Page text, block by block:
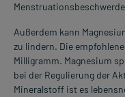
Außerdem kann
zu lindern. Die
Milligramm. Magnesium
bei der Regulierung der
Mineralstoff ist es